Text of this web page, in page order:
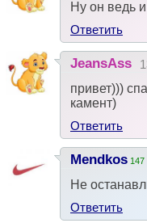
Ну он ведь
Ответить
JeansAss
привет)))
камент)
Ответить
Mendkos 147
Не
Ответить